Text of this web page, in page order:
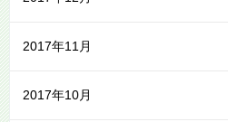
2017年11月
2017年10月